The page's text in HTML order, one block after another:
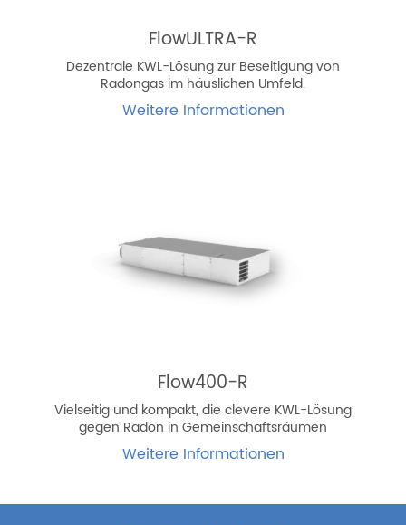
FlowULTRA-R
Dezentrale KWL-Lösung zur Beseitigung von
Radongas im häuslichen Umfeld.
Weitere Informationen
Flow400-R
Vielseitig und kompakt, die clevere KWL-Lösung
gegen Radon in Gemeinschaftsräumen
Weitere Informationen